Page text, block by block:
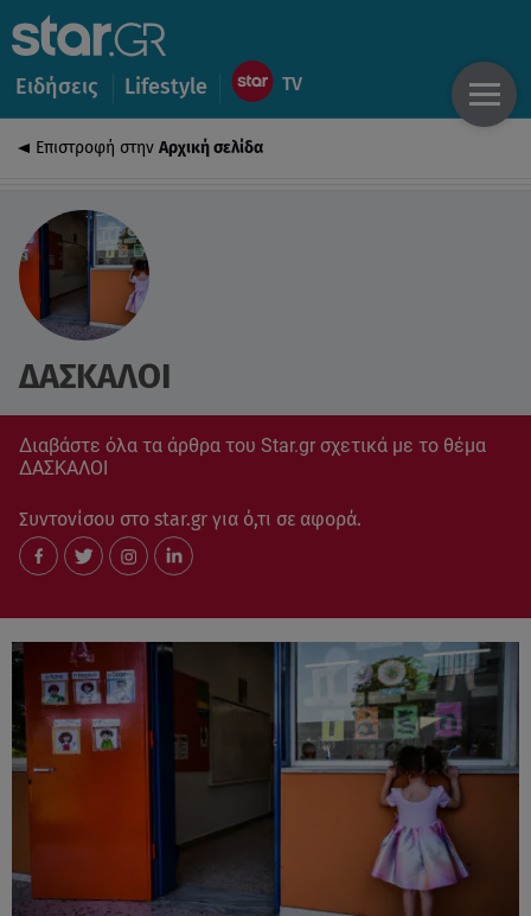
Ειδήσεις Lifestyle
Επιστροφή στην Αρχική σελίδα
ΔΑΣΚΑΛΟΙ
Διαβάστε όλα τα άρθρα του Star.gr σχετικά με το θέμα
ΔΑΣΚΑΛΟΙ
Συντονίσου στο star.gr για ό,τι σε αφορά.